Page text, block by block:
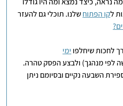
לקו הפתוחשלנו. תוכלי גם להעזר
לחכות שיחלפו ימי
לפי מנהגך) ולבצע הפסק טהרה.
השבעה נקיים ובסיומם ניתן